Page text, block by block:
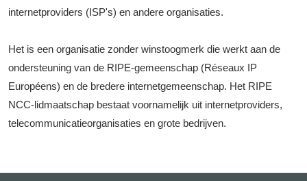
internetproviders (ISP's) en andere organisaties.
Het is een organisatie zonder winstoogmerk die werkt aan de
ondersteuning van de RIPE-gemeenschap (Réseaux IP
Européens) en de bredere internetgemeenschap. Het RIPE
NCC-lidmaatschap bestaat voornamelijk uit internetproviders,
telecommunicatieorganisaties en grote bedrijven.